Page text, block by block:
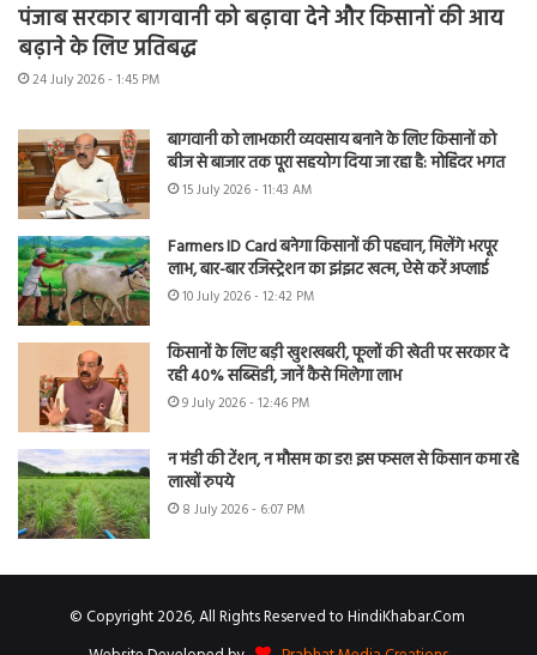
पंजाब सरकार बागवानी को बढ़ावा देने और किसानों की आय
बढ़ाने के लिए प्रतिबद्ध
24 July 2026 - 1:45 PM
बागवानी को लाभकारी व्यवसाय बनाने के लिए किसानों को
बीज से बाजार तक पूरा सहयोग दिया जा रहा है: मोहिंदर भगत
15 July 2026 - 11:43 AM
Farmers ID Card बनेगा किसानों की पहचान, मिलेंगे भरपूर
लाभ, बार-बार रजिस्ट्रेशन का झंझट खत्म, ऐसे करें अप्लाई
10 July 2026 - 12:42 PM
किसानों के लिए बड़ी खुशखबरी, फूलों की खेती पर सरकार दे
रही 40% सब्सिडी, जानें कैसे मिलेगा लाभ
9 July 2026 - 12:46 PM
न मंडी की टेंशन, न मौसम का डर! इस फसल से किसान कमा रहे
लाखों रुपये
8 July 2026 - 6:07 PM
© Copyright 2026, All Rights Reserved to HindiKhabar.Com